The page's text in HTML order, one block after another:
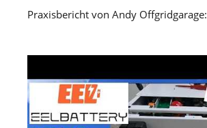
Praxisbericht von Andy Offgridgarage: